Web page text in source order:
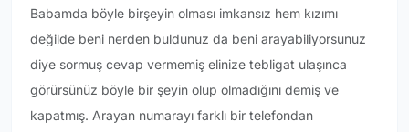
Babamda böyle birşeyin olması imkansız hem kızımı
değilde beni nerden buldunuz da beni arayabiliyorsunuz
diye sormuş cevap vermemiş elinize tebligat ulaşınca
görürsünüz böyle bir şeyin olup olmadığını demiş ve
kapatmış. Arayan numarayı farklı bir telefondan